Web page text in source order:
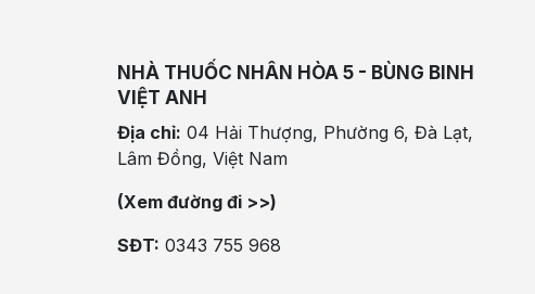
NHÀ THUỐC NHÂN HÒA 5 - BÙNG BINH
VIỆT ANH
Địa chỉ: 04 Hải Thượng, Phường 6, Đà Lạt,
Lâm Đồng, Việt Nam
(Xem đường đi >>)
SĐT: 0343 755 968